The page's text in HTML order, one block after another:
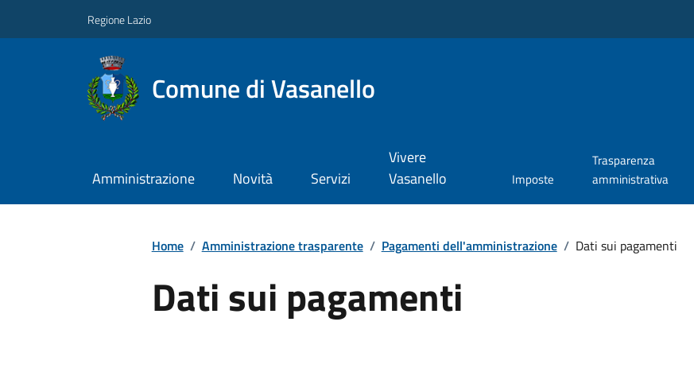
Regione Lazio
Comune di Vasanello
Amministrazione Novità Servizi
Vivere
Vasanello
Imposte
Trasparenza
amministrativa
Home / Amministrazione trasparente / Pagamenti dell'amministrazione / Dati sui pagamenti
Dati sui pagamenti